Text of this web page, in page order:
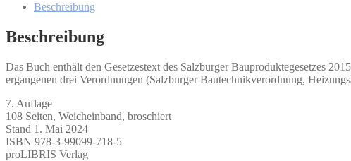
Beschreibung
Beschreibung
Das Buch enthält den Gesetzestext des Salzburger Bauproduktegesetzes
ergangenen drei Verordnungen (Salzburger Bautechnikverordnung,
7. Auflage
108 Seiten, Weicheinband, broschiert
Stand 1. Mai 2024
ISBN 978-3-99099-718-5
proLIBRIS Verlag